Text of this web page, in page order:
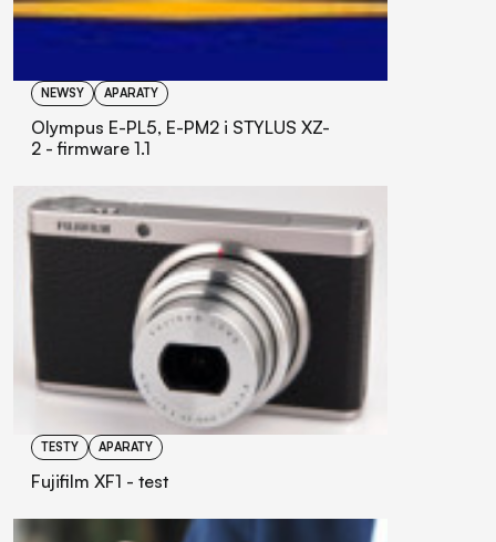
NEWSY APARATY
Olympus E-PL5, E-PM2 i STYLUS XZ-
2 - firmware 1.1
TESTY APARATY
Fujifilm XF1 - test